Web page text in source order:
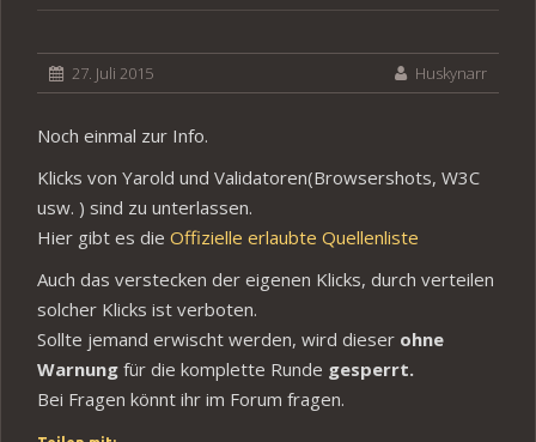
27. Juli 2015 Huskynarr
Noch einmal zur Info.
Klicks von Yarold und Validatoren(Browsershots, W3C
usw. ) sind zu unterlassen.
Hier gibt es die Offizielle erlaubte Quellenliste
Auch das verstecken der eigenen Klicks, durch verteilen
solcher Klicks ist verboten.
Sollte jemand erwischt werden, wird dieser ohne
Warnung für die komplette Runde gesperrt.
Bei Fragen könnt ihr im Forum fragen.